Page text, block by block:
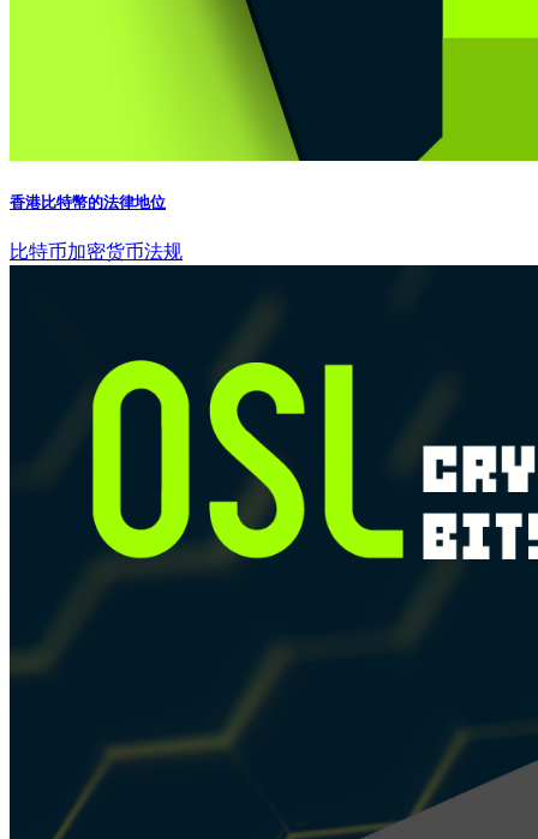
香港比特幣的法律地位
比特币加密货币法规